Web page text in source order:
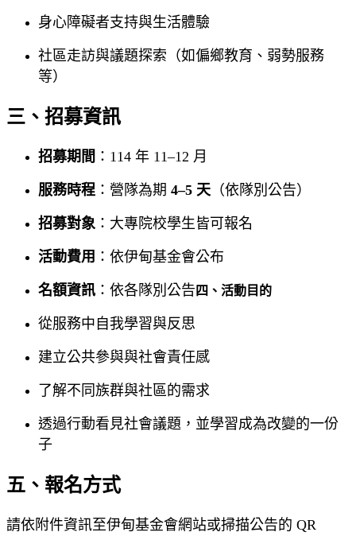
身心障礙者支持與生活體驗
社區走訪與議題探索（如偏鄉教育、弱勢服務
等）
三、招募資訊
招募期間 ：114 年 11–12 月
服務時程 ：營隊為期 4–5 天 （依隊別公告）
招募對象 ：大專院校學生皆可報名
活動費用 ：依伊甸基金會公布
名額資訊：依各隊別公告 四、活動目的
從服務中自我學習與反思
建立公共參與與社會責任感
了解不同族群與社區的需求
透過行動看見社會議題，並學習成為改變的一份
子
五、報名方式
請依附件資訊至伊甸基金會網站或掃描公告的 QR